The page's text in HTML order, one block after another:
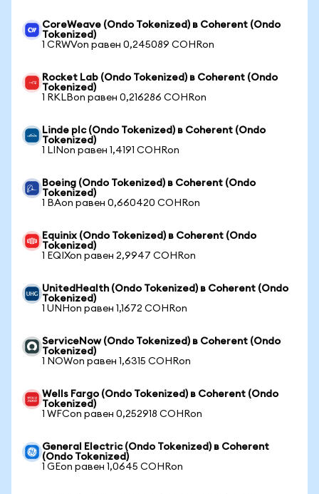
CoreWeave (Ondo Tokenized) в Coherent (Ondo
Tokenized)
1 CRWVon равен 0,245089 COHRon
Rocket Lab (Ondo Tokenized) в Coherent (Ondo
Tokenized)
1 RKLBon равен 0,216286 COHRon
Linde plc (Ondo Tokenized) в Coherent (Ondo
Tokenized)
1 LINon равен 1,4191 COHRon
Boeing (Ondo Tokenized) в Coherent (Ondo
Tokenized)
1 BAon равен 0,660420 COHRon
Equinix (Ondo Tokenized) в Coherent (Ondo
Tokenized)
1 EQIXon равен 2,9947 COHRon
UnitedHealth (Ondo Tokenized) в Coherent (Ondo
Tokenized)
1 UNHon равен 1,1672 COHRon
ServiceNow (Ondo Tokenized) в Coherent (Ondo
Tokenized)
1 NOWon равен 1,6315 COHRon
Wells Fargo (Ondo Tokenized) в Coherent (Ondo
Tokenized)
1 WFCon равен 0,252918 COHRon
General Electric (Ondo Tokenized) в Coherent
(Ondo Tokenized)
1 GEon равен 1,0645 COHRon